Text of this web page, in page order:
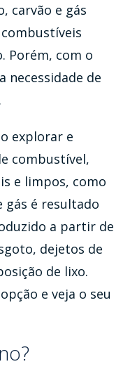
carvão e gás
Porém, com o
necessidade de
explorar e
combustível,
e limpos, como
gás é resultado
a partir de
dejetos de
de lixo.
e veja o seu